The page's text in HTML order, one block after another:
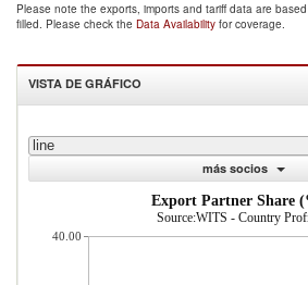
Please note the exports, imports and tariff data are
filled. Please check the Data Availability for coverage.
VISTA DE GRÁFICO
line
más socios
Export Partner Share
Source:WITS - Country
40.00